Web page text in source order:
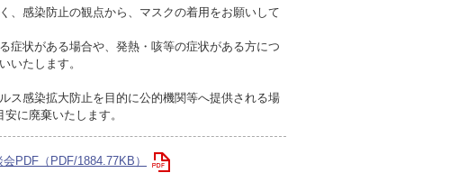
、感染防止の観点から、マスクの着用をお願いして
症状がある場合や、発熱・咳等の症状がある方につ
いたします。
ス感染拡大防止を目的に公的機関等へ提供される場
に廃棄いたします。
PDF（PDF/1884.77KB）